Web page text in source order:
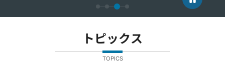
トピックス
TOPICS